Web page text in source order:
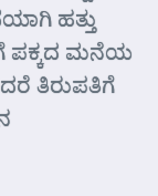
ಹತ್ತು
ಪಕ್ಕದ ಮನೆಯ
ತಿರುಪತಿಗೆ